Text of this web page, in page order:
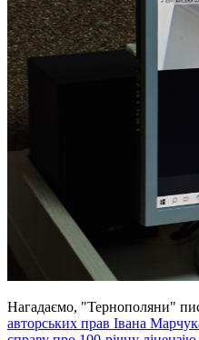
Нагадаємо, "Тернополяни"
авторських прав Івана